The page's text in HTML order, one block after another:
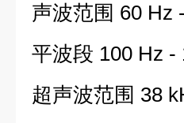
声波范围 60 Hz
平波段 100 Hz -
超声波范围 38